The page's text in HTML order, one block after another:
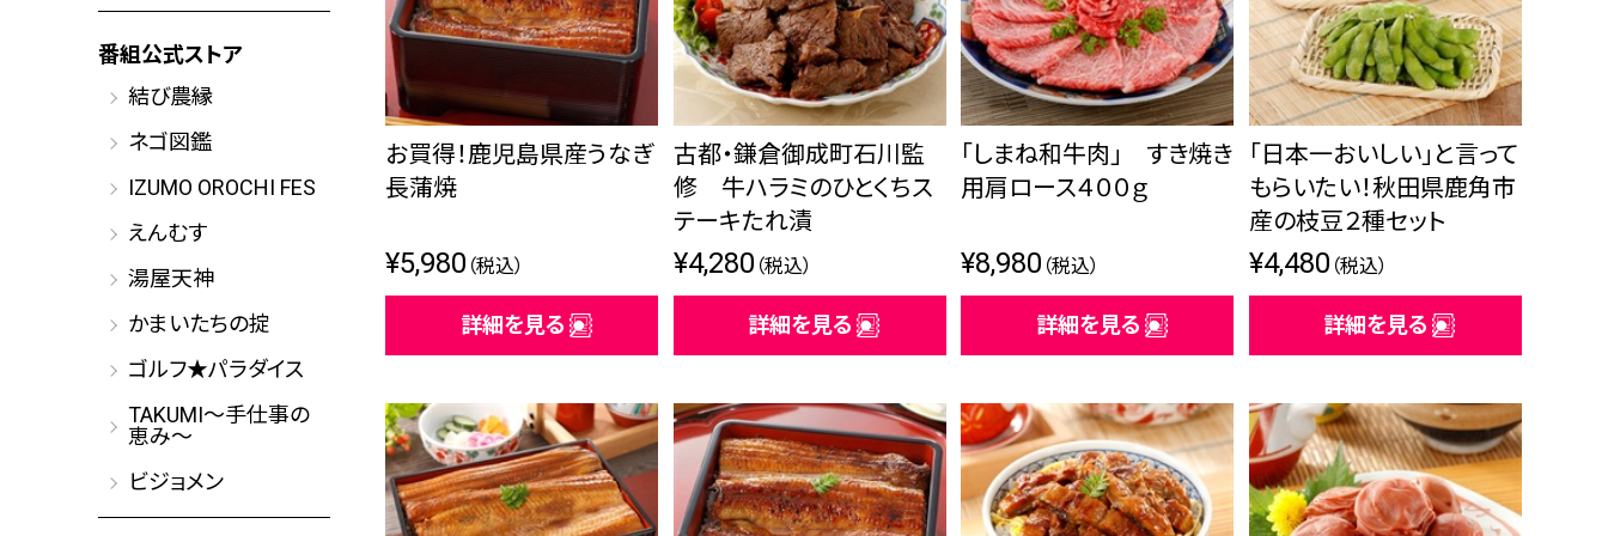
番組公式ストア
結び農縁
ネゴ図鑑
IZUMO OROCHI FES
えんむす
湯屋天神
かまいたちの掟
ゴルフ★パラダイス
TAKUMI～手仕事の
恵み～
ビジョメン
お買得！鹿児島県産うなぎ
長蒲焼
¥5,980 （税込）
詳細を見る
古都・鎌倉御成町石川監
修 牛ハラミのひとくちス
テーキたれ漬
¥4,280 （税込）
詳細を見る
「しまね和牛肉」 すき焼き
用肩ロース４００ｇ
¥8,980 （税込）
詳細を見る
「日本一おいしい」と言って
もらいたい！秋田県鹿角市
産の枝豆２種セット
¥4,480 （税込）
詳細を見る